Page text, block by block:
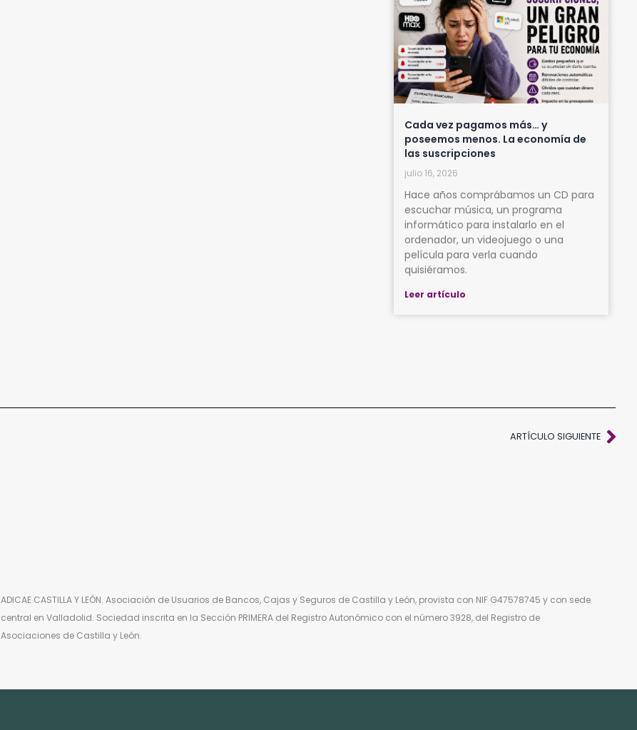
Cada vez pagamos más… y
poseemos menos. La economía de
las suscripciones
julio 16, 2026
Hace años comprábamos un CD para
escuchar música, un programa
informático para instalarlo en el
ordenador, un videojuego o una
película para verla cuando
quisiéramos.
Leer artículo
ARTÍCULO SIGUIENTE
ADICAE CASTILLA Y LEÓN. Asociación de Usuarios de Bancos, Cajas y Seguros de Castilla y León, provista con NIF G47578745 y con sede
central en Valladolid. Sociedad inscrita en la Sección PRIMERA del Registro Autonómico con el número 3928, del Registro de
Asociaciones de Castilla y León.